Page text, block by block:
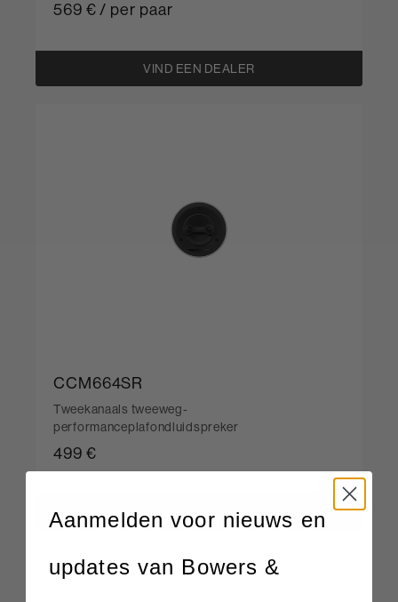
569 € / per paar
VIND EEN DEALER
CCM664SR
Tweekanaals tweeweg-
performanceplafondluidspreker
499 €
VIND EEN DEALER
Aanmelden voor nieuws en
updates van Bowers &